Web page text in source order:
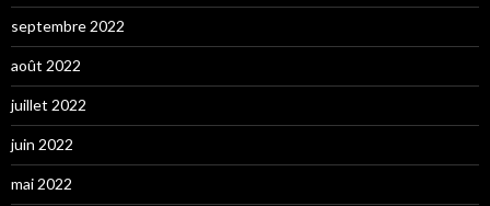
septembre 2022
août 2022
juillet 2022
juin 2022
mai 2022